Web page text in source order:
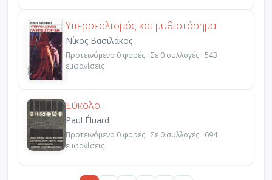
καταγεγραμμένες ...
Υπερρεαλισμός και μυθιστόρημα
Νίκος Βασιλάκος
Προτεινόμενο 0 φορές · Σε 0 συλλογές · 543
εμφανίσεις
Εύκολο
Paul Éluard
Προτεινόμενο 0 φορές · Σε 0 συλλογές · 694
εμφανίσεις